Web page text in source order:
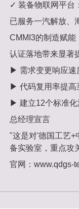
✓ 装备物联网平台
已服务一汽解放、
CMMI3的制造赋能
认证落地带来显著
▶ 需求变更响应速
▶ 代码复用率提高
▶ 建立12个标准
总经理宣言
"这是对'德国工艺+
备实验室，重点攻
官网：www.qdgs-